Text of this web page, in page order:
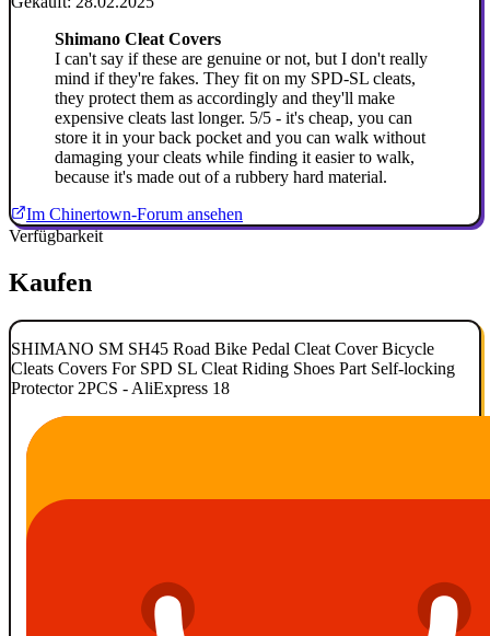
Shimano Cleat Covers
I can't say if these are genuine or not, but I don't really
mind if they're fakes. They fit on my SPD-SL cleats,
they protect them as accordingly and they'll make
expensive cleats last longer. 5/5 - it's cheap, you can
store it in your back pocket and you can walk without
damaging your cleats while finding it easier to walk,
because it's made out of a rubbery hard material.
Im Chinertown-Forum ansehen
Verfügbarkeit
Kaufen
SHIMANO SM SH45 Road Bike Pedal Cleat Cover Bicycle
Cleats Covers For SPD SL Cleat Riding Shoes Part Self-locking
Protector 2PCS - AliExpress 18